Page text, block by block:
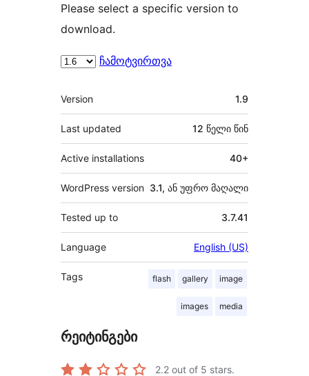
Please select a specific version to
download.
ჩამოტვირთვა
მეტა
Version 1.9
Last updated 12 წელი წინ
Active installations 40+
WordPress version 3.1, ან უფრო მაღალი
Tested up to 3.7.41
Language English (US)
Tags flash gallery image
images media
რეიტინგები
2.2 out of 5 stars.